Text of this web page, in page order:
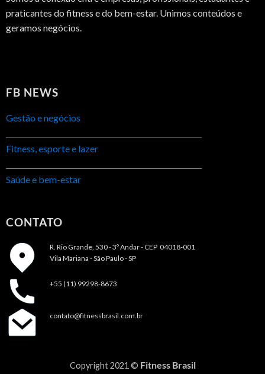
praticantes do fitness e do bem-estar. Unimos conteúdos e
geramos negócios.
FB NEWS
Gestão e negócios
Fitness, esporte e lazer
Saúde e bem-estar
CONTATO
R. Rio Grande, 530 - 3º Andar - CEP 04018-001
Vila Mariana - São Paulo - SP
+55 (11) 99298-8673
contato@fitnessbrasil.com.br
Copyright 2021 © Fitness Brasil